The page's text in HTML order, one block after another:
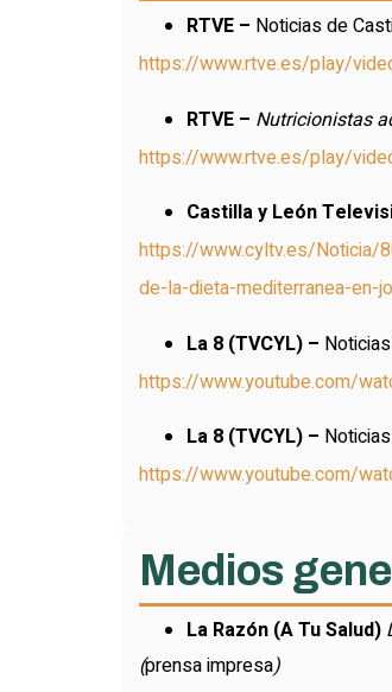
RTVE – Noticias de
https://www.rtve.es/play/
RTVE – Nutricionistas
https://www.rtve.es/play/
Castilla y León
https://www.cyltv.es/Noticia/
de-la-dieta-mediterranea-en-
La 8 (TVCYL) –
https://www.youtube.com/
La 8 (TVCYL) –
https://www.youtube.com/
Medios
La Razón (A Tu Salud)
(prensa impresa)